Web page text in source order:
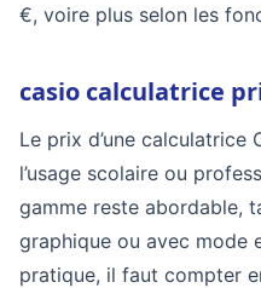
€, voire plus selon les
casio calculatrice
Le prix d’une
l’usage scolaire ou
gamme reste abordable,
graphique ou avec mode
pratique, il faut compter